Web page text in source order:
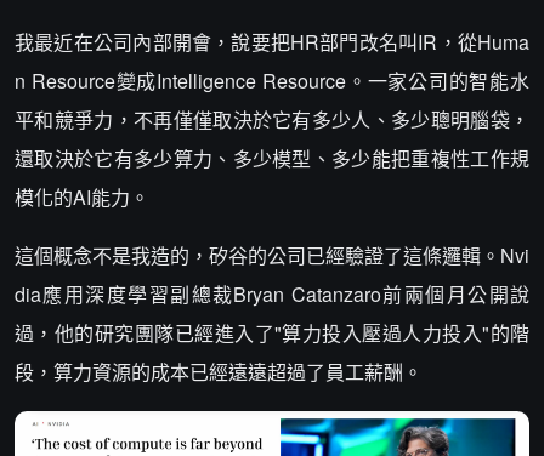
我最近在公司內部開會，說要把HR部門改名叫IR，從Huma
n Resource變成Intelligence Resource。一家公司的智能水
平和競爭力，不再僅僅取決於它有多少人、多少聰明腦袋，
還取決於它有多少算力、多少模型、多少能把重複性工作規
模化的AI能力。
這個概念不是我造的，矽谷的公司已經驗證了這條邏輯。Nvi
dia應用深度學習副總裁Bryan Catanzaro前兩個月公開說
過，他的研究團隊已經進入了"算力投入壓過人力投入"的階
段，算力資源的成本已經遠遠超過了員工薪酬。